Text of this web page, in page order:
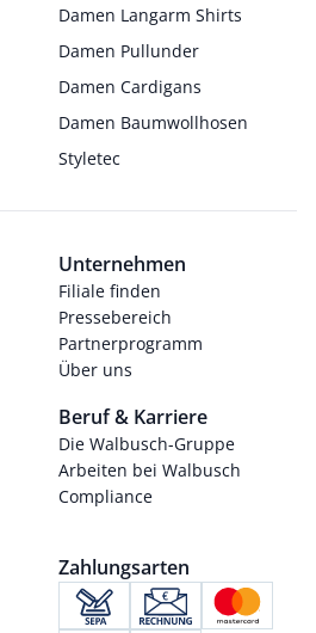
Damen Langarm Shirts
Damen Pullunder
Damen Cardigans
Damen Baumwollhosen
Styletec
Unternehmen
Filiale finden
Pressebereich
Partnerprogramm
Über uns
Beruf & Karriere
Die Walbusch-Gruppe
Arbeiten bei Walbusch
Compliance
Zahlungsarten